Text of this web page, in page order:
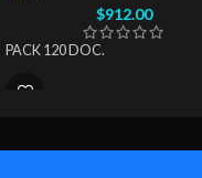
$912.00
PACK 120 DOC.